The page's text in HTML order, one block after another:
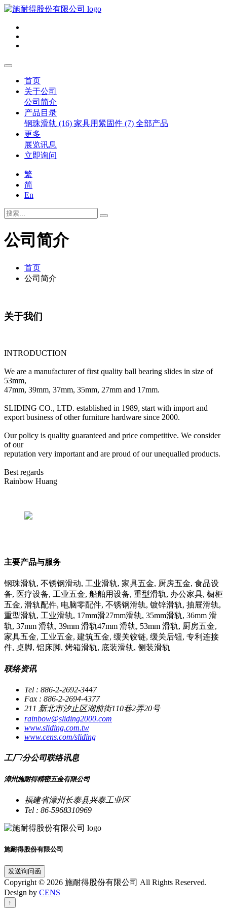
首页
关于公司
公司简介
产品目录
钢珠滑轨 (16) 家具用紧固件 (7) 全部产品
更多
展览讯息
立即询问
繁
简
En
公司简介
首页
公司简介
关于我们
INTRODUCTION
We are a manufacturer of first quality ball bearing slides in size of
53mm,
47mm, 39mm, 37mm, 35mm, 27mm and 17mm.
SLIDING CO., LTD. established in 1989, start with import and
export business of other furniture hardware since 2000.
Our policy is quality guaranteed and price competitive. We consider
of our
reputation very important and are proud of our unequalled products.
Best regards
Rainbow Huang
主要产品与服务
钢珠滑轨, 不锈钢滑动, 工业滑轨, 家具五金, 厨房五金, 食品设
备, 医疗设备, 工业五金, 船舶用设备, 重型滑轨, 办公家具, 橱柜
五金, 滑轨配件, 电脑零配件, 不锈钢滑轨, 镀锌滑轨, 抽屉滑轨,
重型滑轨, 工业滑轨, 17mm滑27mm滑轨, 35mm滑轨, 36mm 滑
轨, 37mm 滑轨, 39mm 滑轨47mm 滑轨, 53mm 滑轨, 厨房五金,
家具五金, 工业五金, 建筑五金, 缓关铰链, 缓关后钮, 专利连接
件, 桌脚, 铝床脚, 烤箱滑轨, 底装滑轨, 侧装滑轨
联络资讯
Tel : 886-2-2692-3447
Fax : 886-2-2694-4377
211 新北市汐止区湖前街110巷2弄20号
rainbow@sliding2000.com
www.sliding.com.tw
www.cens.com/sliding
工厂/分公司联络讯息
漳州施耐得精密五金有限公司
福建省漳州长泰县兴泰工业区
Tel : 86-5968310969
施耐得股份有限公司
发送询问函
Copyright © 2026 施耐得股份有限公司 All Rights Reserved.
Design by CENS
↑